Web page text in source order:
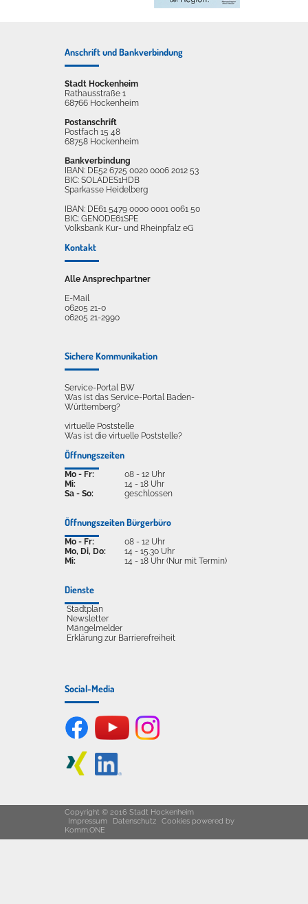
Anschrift und Bankverbindung
Stadt Hockenheim
Rathausstraße 1
68766 Hockenheim
Postanschrift
Postfach 15 48
68758 Hockenheim
Bankverbindung
IBAN: DE52 6725 0020 0006 2012 53
BIC: SOLADES1HDB
Sparkasse Heidelberg
IBAN: DE61 5479 0000 0001 0061 50
BIC: GENODE61SPE
Volksbank Kur- und Rheinpfalz eG
Kontakt
Alle Ansprechpartner
E-Mail
06205 21-0
06205 21-2990
Sichere Kommunikation
Service-Portal BW
Was ist das Service-Portal Baden-
Württemberg?
virtuelle Poststelle
Was ist die virtuelle Poststelle?
Öffnungszeiten
Mo - Fr:
Mi:
Sa - So:
08 - 12 Uhr
14 - 18 Uhr
geschlossen
Öffnungszeiten Bürgerbüro
Mo - Fr:
Mo, Di, Do:
Mi:
08 - 12 Uhr
14 - 15.30 Uhr
14 - 18 Uhr (Nur mit Termin)
Dienste
Stadtplan
Newsletter
Mängelmelder
Erklärung zur Barrierefreiheit
Social-Media
Copyright © 2016 Stadt Hockenheim
Impressum
Datenschutz Cookies powered by
Komm.ONE